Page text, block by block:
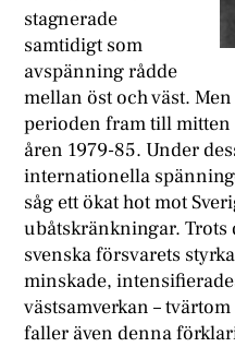
stagnerade
samtidigt som
avspänning rådde
mellan öst och väst.
perioden fram till
åren 1979-85. Under
internationella
såg ett ökat hot mot
ubåtskränkningar. Trots
svenska försvarets
minskade,
västsamverkan –
faller även denna